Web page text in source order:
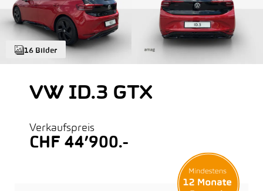
16 Bilder
VW ID.3 GTX
Verkaufspreis
CHF 44’900.-